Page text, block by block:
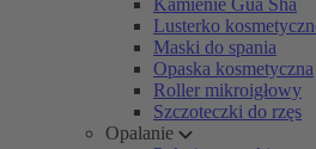
Kamienie Gua Sha
Lusterko
Maski do spania
Opaska kosmetyczna
Roller mikroigłowy
Szczoteczki do rzęs
Opalanie